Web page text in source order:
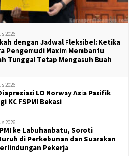
2026
dengan Jadwal Fleksibel: Ketika
Pengemudi Maxim Membantu
Tunggal Tetap Mengasuh Buah
2026
LO Norway Asia Pasifik
KC FSPMI Bekasi
2026
ke Labuhanbatu, Soroti
di Perkebunan dan Suarakan
Pekerja